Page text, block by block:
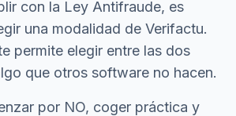
con la Ley Antifraude, es
una modalidad de Verifactu.
permite elegir entre las dos
que otros software no hacen.
por NO, coger práctica y